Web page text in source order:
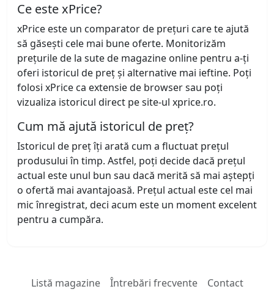
Ce este xPrice?
xPrice este un comparator de prețuri care te ajută
să găsești cele mai bune oferte. Monitorizăm
prețurile de la sute de magazine online pentru a-ți
oferi istoricul de preț și alternative mai ieftine. Poți
folosi xPrice ca extensie de browser sau poți
vizualiza istoricul direct pe site-ul xprice.ro.
Cum mă ajută istoricul de preț?
Istoricul de preț îți arată cum a fluctuat prețul
produsului în timp. Astfel, poți decide dacă prețul
actual este unul bun sau dacă merită să mai aștepți
o ofertă mai avantajoasă. Prețul actual este cel mai
mic înregistrat, deci acum este un moment excelent
pentru a cumpăra.
Listă magazine Întrebări frecvente
Contact